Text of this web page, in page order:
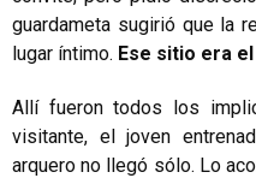
guardameta sugirió que la
lugar íntimo. Ese sitio era
Allí fueron todos los
visitante, el joven
arquero no llegó sólo. Lo